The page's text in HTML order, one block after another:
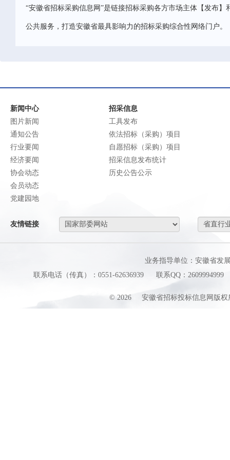
“安徽省招标采购信息网”是链接招标采购各方市场主体【发布
公共服务，打造安徽省最具影响力的招标采购综合性网络门户。
新闻中心
图片新闻
通知公告
行业要闻
经济要闻
协会动态
会员动态
党建园地
招采信息
工具发布
依法招标（采购）项目
自愿招标（采购）项目
招采信息发布统计
历史公告公示
友情链接
业务指导单位：安徽省发
联系电话（传真）：0551-62636939
联系QQ：2609994999
© 2026 安徽省招标投标信息网版